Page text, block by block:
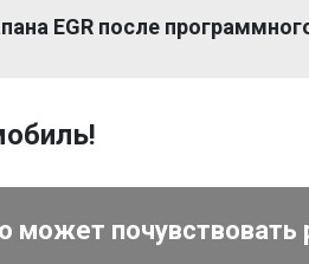
EGR после
почувствовать